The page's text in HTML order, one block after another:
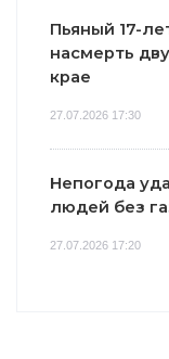
Пьяный 17-
насмерть
крае
27.07.2026 17:30
Непогода
людей без
27.07.2026 17:20